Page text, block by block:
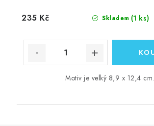
Skladem (1 ks)
235 Kč
Motiv je velký 8,9 x 12,4 cm.